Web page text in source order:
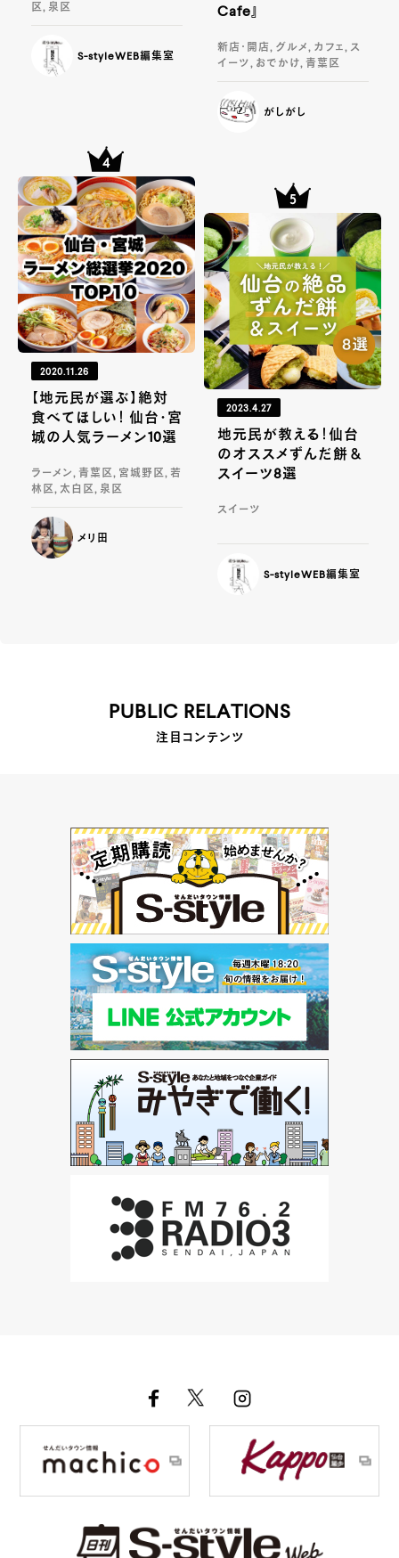
区, 泉区
S-styleWEB編集室
Cafe』
新店・開店, グルメ, カフェ, ス
イーツ, おでかけ, 青葉区
がしがし
2020.11.26
【地元民が選ぶ】絶対
食べてほしい！ 仙台・宮
城の人気ラーメン10選
ラーメン, 青葉区, 宮城野区, 若
林区, 太白区, 泉区
メリ田
2023.4.27
地元民が教える！仙台
のオススメずんだ餅＆
スイーツ8選
スイーツ
S-styleWEB編集室
PUBLIC RELATIONS
注目コンテンツ